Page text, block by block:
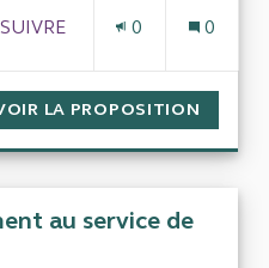
18 ABONNÉS
SUIVRE
0 0
LA PROPOSITION
au service de